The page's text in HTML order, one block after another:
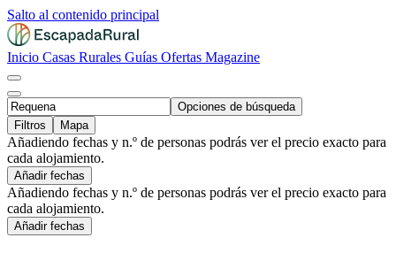
Salto al contenido principal
Inicio Casas Rurales Guías Ofertas Magazine
Opciones de búsqueda
Filtros
Mapa
Añadiendo fechas y n.º de personas podrás ver el precio exacto para
cada alojamiento.
Añadir fechas
Añadiendo fechas y n.º de personas podrás ver el precio exacto para
cada alojamiento.
Añadir fechas